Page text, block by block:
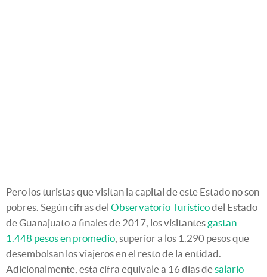
Pero los turistas que visitan la capital de este Estado no son
pobres. Según cifras del Observatorio Turísticodel Estado
de Guanajuato a finales de 2017, los visitantes gastan
1.448 pesos en promedio, superior a los 1.290 pesos que
desembolsan los viajeros en el resto de la entidad.
Adicionalmente, esta cifra equivale a 16 días desalario